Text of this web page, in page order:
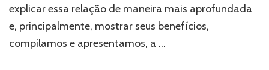
explicar essa relação de maneira mais aprofundada
e, principalmente, mostrar seus benefícios,
compilamos e apresentamos, a …